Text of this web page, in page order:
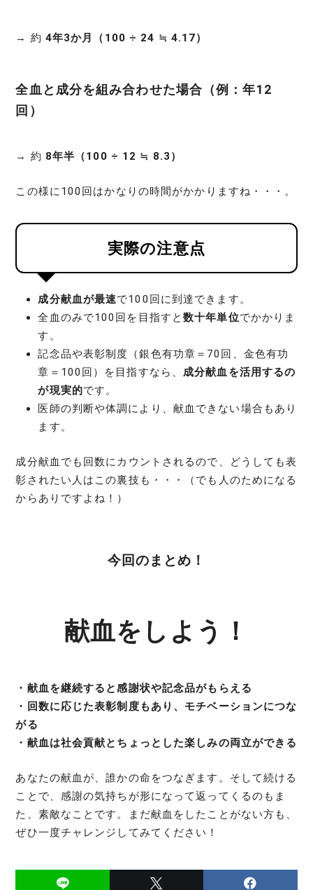
→ 約 4年3か月（100 ÷ 24 ≒ 4.17）
全血と成分を組み合わせた場合（例：年12
回）
→ 約 8年半（100 ÷ 12 ≒ 8.3）
この様に100回はかなりの時間がかかりますね・・・。
実際の注意点
成分献血が最速で100回に到達できます。
全血のみで100回を目指すと数十年単位でかかりま
す。
記念品や表彰制度（銀色有功章＝70回、金色有功
章＝100回）を目指すなら、成分献血を活用するの
が現実的です。
医師の判断や体調により、献血できない場合もあり
ます。
成分献血でも回数にカウントされるので、どうしても表
彰されたい人はこの裏技も・・・（でも人のためになる
からありですよね！）
今回のまとめ！
献血をしよう！
・献血を継続すると感謝状や記念品がもらえる
・回数に応じた表彰制度もあり、モチベーションにつな
がる
・献血は社会貢献とちょっとした楽しみの両立ができる
あなたの献血が、誰かの命をつなぎます。そして続ける
ことで、感謝の気持ちが形になって返ってくるのもま
た、素敵なことです。まだ献血をしたことがない方も、
ぜひ一度チャレンジしてみてください！